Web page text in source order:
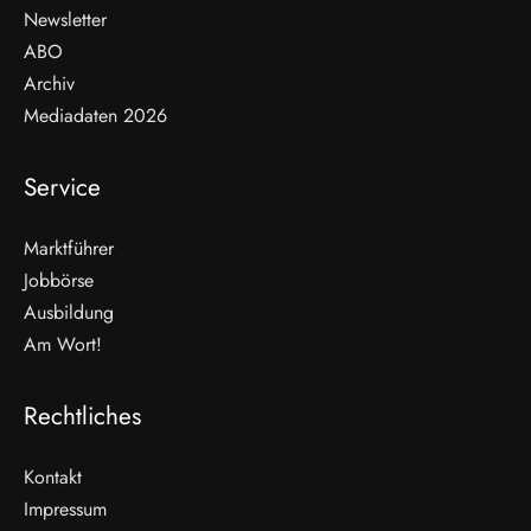
Newsletter
ABO
Archiv
Mediadaten 2026
Service
Marktführer
Jobbörse
Ausbildung
Am Wort!
Rechtliches
Kontakt
Impressum